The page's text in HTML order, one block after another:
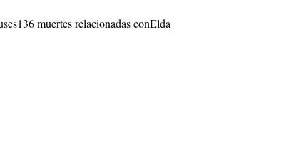
136 muertes relacionadas conElda